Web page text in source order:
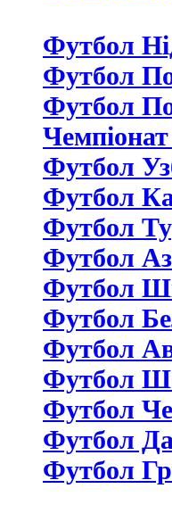
Футбол
Футбол
Футбол
Чемпіонат
Футбол
Футбол
Футбол
Футбол
Футбол
Футбол
Футбол
Футбол
Футбол
Футбол
Футбол